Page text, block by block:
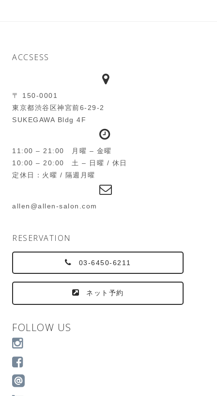
ACCSESS
〒 150-0001
東京都渋谷区神宮前6-29-2
SUKEGAWA Bldg 4F
11:00 – 21:00 月曜 – 金曜
10:00 – 20:00 土 – 日曜 / 休日
定休日：火曜 / 隔週月曜
allen@allen-salon.com
RESERVATION
03-6450-6211
ネット予約
FOLLOW US